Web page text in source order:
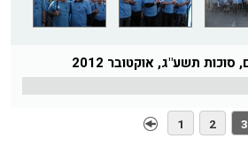
תשע"ג, אוקטובר 2012
1 2 3